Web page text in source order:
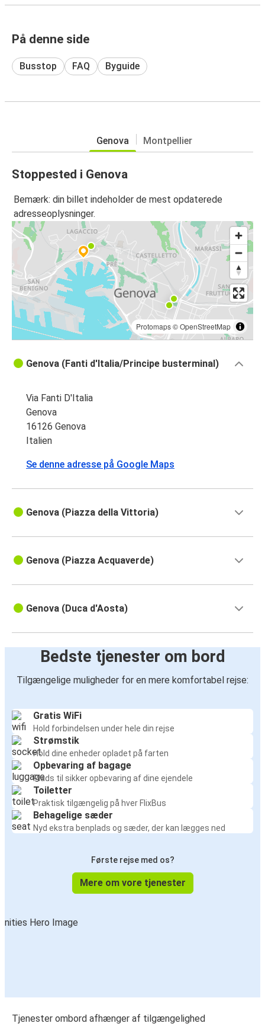
På denne side
Busstop FAQ Byguide
Genova Montpellier
Stoppested i Genova
Bemærk: din billet indeholder de mest opdaterede
adresseoplysninger.
Protomaps©OpenStreetMap
Genova (Fanti d'Italia/Principe busterminal)
Via Fanti D'Italia
Genova
16126 Genova
Italien
Se denne adresse på Google Maps
Genova (Piazza della Vittoria)
Genova (Piazza Acquaverde)
Genova (Duca d'Aosta)
Bedste tjenester om bord
Tilgængelige muligheder for en mere komfortabel rejse:
Gratis WiFi
Hold forbindelsen under hele din rejse
Strømstik
Hold dine enheder opladet på farten
Opbevaring af bagage
Plads til sikker opbevaring af dine ejendele
Toiletter
Praktisk tilgængelig på hver FlixBus
Behagelige sæder
Nyd ekstra benplads og sæder, der kan lægges ned
Første rejse med os?
Mere om vore tjenester
Tjenester ombord afhænger af tilgængelighed